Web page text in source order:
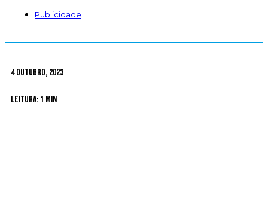
Publicidade
4 Outubro, 2023
Leitura: 1 min